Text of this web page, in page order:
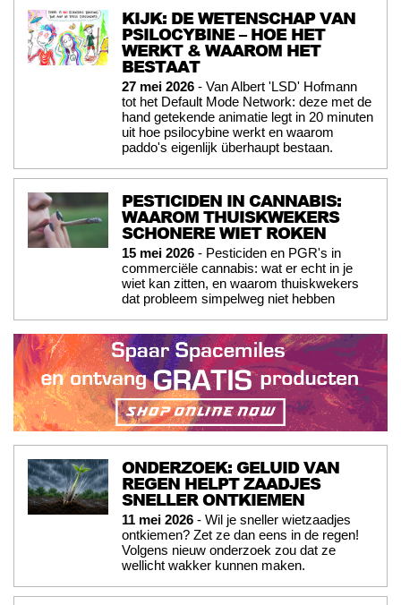
KIJK: DE WETENSCHAP VAN
PSILOCYBINE – HOE HET
WERKT & WAAROM HET
BESTAAT
27 mei 2026 - Van Albert 'LSD' Hofmann
tot het Default Mode Network: deze met de
hand getekende animatie legt in 20 minuten
uit hoe psilocybine werkt en waarom
paddo's eigenlijk überhaupt bestaan.
PESTICIDEN IN CANNABIS:
WAAROM THUISKWEKERS
SCHONERE WIET ROKEN
15 mei 2026 - Pesticiden en PGR's in
commerciële cannabis: wat er echt in je
wiet kan zitten, en waarom thuiskwekers
dat probleem simpelweg niet hebben
ONDERZOEK: GELUID VAN
REGEN HELPT ZAADJES
SNELLER ONTKIEMEN
11 mei 2026 - Wil je sneller wietzaadjes
ontkiemen? Zet ze dan eens in de regen!
Volgens nieuw onderzoek zou dat ze
wellicht wakker kunnen maken.